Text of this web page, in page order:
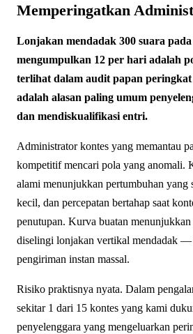
Memperingatkan
Lonjakan mendadak 300 suara
mengumpulkan 12 per hari adalah
terlihat dalam audit papan
adalah alasan paling umum
dan mendiskualifikasi entri.
Administrator kontes yang memantau
kompetitif mencari pola yang anomali.
alami menunjukkan pertumbuhan yang
kecil, dan percepatan bertahap saat
penutupan. Kurva buatan
diselingi lonjakan vertikal mendadak —
pengiriman instan massal.
Risiko praktisnya nyata. Dalam
sekitar 1 dari 15 kontes yang kami
penyelenggara yang mengeluarkan